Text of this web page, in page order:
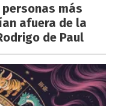
más
afuera de la
de Paul